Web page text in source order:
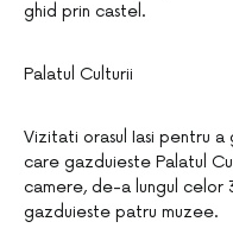
ghid prin castel.
Palatul Culturii
Vizitati orasul Iasi pentru
care gazduieste Palatul
camere, de-a lungul
gazduieste patru muzee.